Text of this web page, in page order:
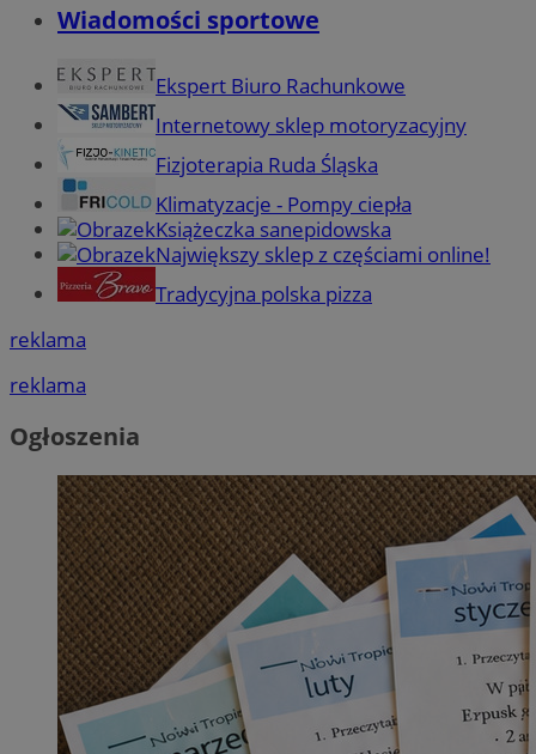
Wiadomości sportowe
Ekspert Biuro Rachunkowe
Internetowy sklep motoryzacyjny
Fizjoterapia Ruda Śląska
Klimatyzacje - Pompy ciepła
Książeczka sanepidowska
Największy sklep z częściami online!
Tradycyjna polska pizza
reklama
reklama
Ogłoszenia